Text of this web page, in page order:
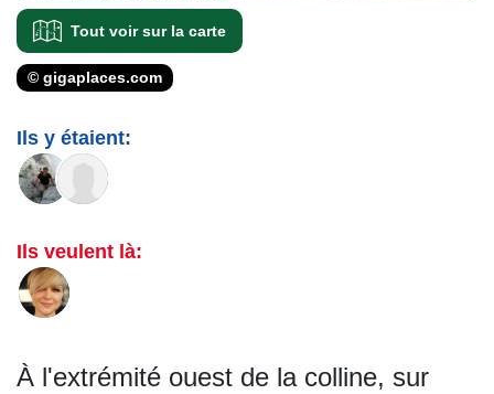
Tout voir sur la carte
© gigaplaces.com
Ils y étaient:
Ils veulent là:
À l'extrémité ouest de la colline, sur